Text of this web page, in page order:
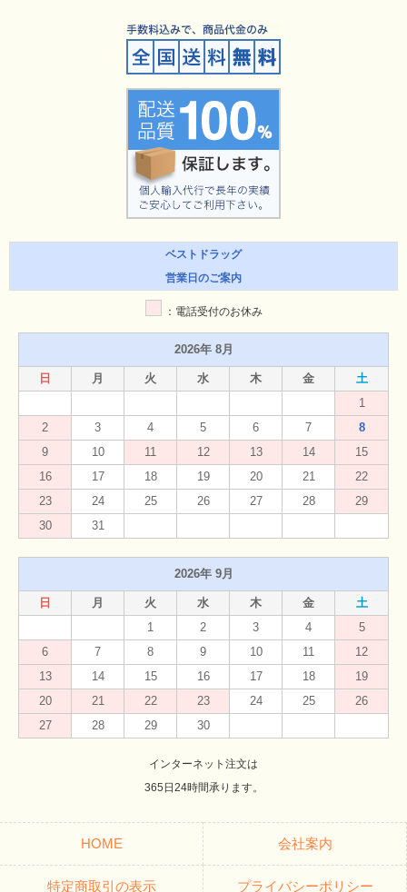
ベストドラッグ
営業日のご案内
：電話受付のお休み
2026年 8月
日 月 火 水 木 金
土
1
2
3 4 5 6 7
8
9
10 11 12 13 14
15
16
17 18 19 20 21
22
23
24 25 26 27 28
29
30
31
2026年 9月
日 月 火 水 木 金
土
1
2 3 4
5
6
7 8 9 10 11
12
13
14 15 16 17 18
19
20
21 22 23 24 25
26
27
28 29 30
インターネット注文は
365日24時間承ります。
HOME 会社案内
特定商取引の表示 プライバシーポリシー